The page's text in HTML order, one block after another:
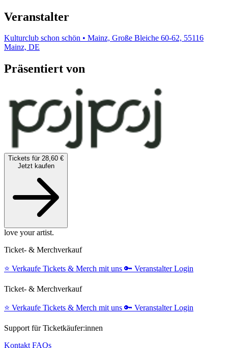
Veranstalter
Kulturclub schon schön • Mainz, Große Bleiche 60-62, 55116
Mainz, DE
Präsentiert von
Tickets für 28,60 €
Jetzt kaufen
love your artist.
Ticket- & Merchverkauf
⭐️ Verkaufe Tickets & Merch mit uns 🔑 Veranstalter Login
Ticket- & Merchverkauf
⭐️ Verkaufe Tickets & Merch mit uns 🔑 Veranstalter Login
Support für Ticketkäufer:innen
Kontakt FAQs